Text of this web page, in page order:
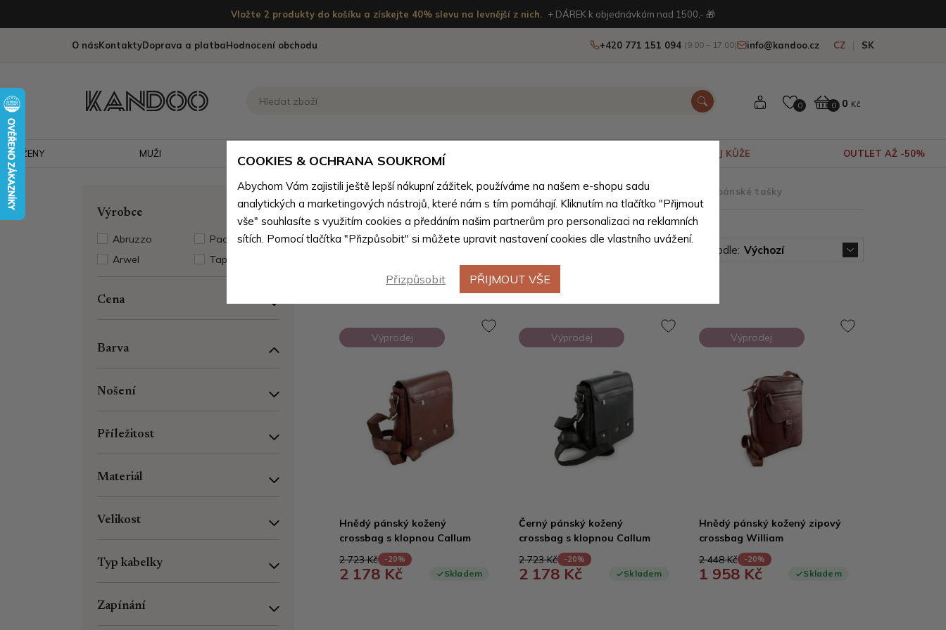
Vložte 2 produkty do košíku a získejte 40% slevu na levnější z nich. + DÁREK k objednávkám nad 1500,- 🎁
O násKontaktyDoprava a platbaHodnocení obchodu +420 771 151 094 (9:00 – 17:00) info@kandoo.cz CZ SK
0 0 0 Kč
ŽENY MUŽI VÝPRODEJ KŮŽE OUTLET AŽ -50%
Výrobce
Abruzzo
Arwel
Paolo Peruzzi
Tapple
Cena
Barva
Nošení
Příležitost
Materiál
Velikost
Typ kabelky
Zapínání
Kandoo.cz Muži > Pánské tašky > Pánské tašky podle velikosti Malé pánské tašky
Malé pánské tašky Seřadit podle: Výchozí
Výprodej
Hnědý pánský kožený
crossbag s klopnou Callum
2 723 Kč
-20%
2 178 Kč Skladem
Výprodej
Černý pánský kožený
crossbag s klopnou Callum
2 723 Kč
-20%
2 178 Kč Skladem
Výprodej
Hnědý pánský kožený zipový
crossbag William
2 448 Kč
-20%
1 958 Kč Skladem
COOKIES & OCHRANA SOUKROMÍ
Abychom Vám zajistili ještě lepší nákupní zážitek, používáme na našem e-shopu sadu
analytických a marketingových nástrojů, které nám s tím pomáhají. Kliknutím na tlačítko "Přijmout
vše" souhlasíte s využitím cookies a předáním našim partnerům pro personalizaci na reklamních
sítích. Pomocí tlačítka "Přizpůsobit" si můžete upravit nastavení cookies dle vlastního uvážení.
Přizpůsobit PŘIJMOUT VŠE